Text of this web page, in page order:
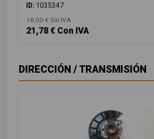
ID: 1035347
18,00 € Sin IVA
21,78 € Con IVA
DIRECCIÓN / TRANSMISIÓN